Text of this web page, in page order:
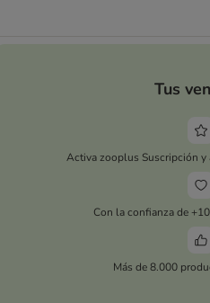
Tus
Activa zooplus Suscripción y
Con la confianza de
Más de 8.000